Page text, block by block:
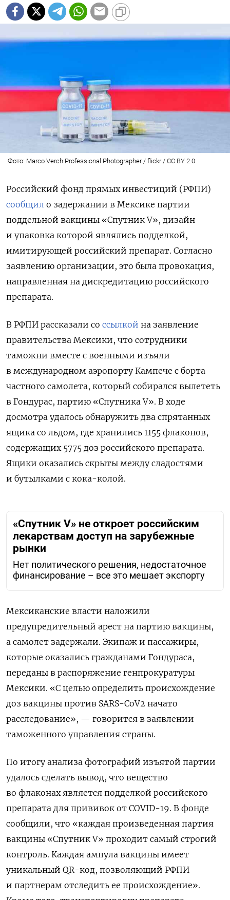
Фото: Marco Verch Professional Photographer / flickr / CC BY 2.0
Российский фонд прямых инвестиций (РФПИ)
сообщил о задержании в Мексике партии
поддельной вакцины «Спутник V», дизайн
и упаковка которой являлись подделкой,
имитирующей российский препарат. Согласно
заявлению организации, это была провокация,
направленная на дискредитацию российского
препарата.
В РФПИ рассказали со ссылкой на заявление
правительства Мексики, что сотрудники
таможни вместе с военными изъяли
в международном аэропорту Кампече с борта
частного самолета, который собирался вылететь
в Гондурас, партию «СпутникаV». В ходе
досмотра удалось обнаружить два спрятанных
ящика со льдом, где хранились 1155 флаконов,
содержащих 5775 доз российского препарата.
Ящики оказались скрыты между сладостями
и бутылками с кока-колой.
«Спутник V» не откроет российским
лекарствам доступ на зарубежные
рынки
Нет политического решения, недостаточное
финансирование – все это мешает экспорту
Мексиканские власти наложили
предупредительный арест на партию вакцины,
а самолет задержали. Экипаж и пассажиры,
которые оказались гражданами Гондураса,
переданы в распоряжение генпрокуратуры
Мексики. «С целью определить происхождение
доз вакцины против SARS-CoV2 начато
расследование», — говорится в заявлении
таможенного управления страны.
По итогу анализа фотографий изъятой партии
удалось сделать вывод, что вещество
во флаконах является подделкой российского
препарата для прививок от COVID-19. В фонде
сообщили, что «каждая произведенная партия
вакцины «Спутник V» проходит самый строгий
контроль. Каждая ампула вакцины имеет
уникальный QR-код, позволяющий РФПИ
и партнерам отследить ее происхождение».